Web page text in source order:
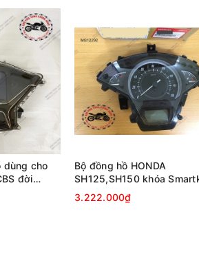
dùng cho
đời
Bộ đồng hồ HONDA
SH125,SH150 khóa
(2016-2019)
3.222.000₫